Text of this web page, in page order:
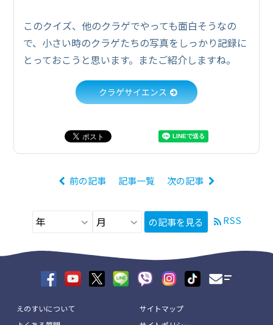
このクイズ、他のクラゲでやっても面白そうなの
で、小さい時のクラゲたちの写真をしっかり記録に
とっておこうと思います。またご紹介しますね。
クラゲサイエンス
前の記事 記事一覧 次の記事
の記事を見る RSS
えのすいについて
サイトマップ